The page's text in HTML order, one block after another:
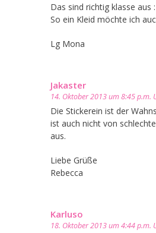
Das sind richtig klasse aus
So ein Kleid möchte ich
Lg Mona
Jakaster
14. Oktober 2013 um 8:45 p.m.
Die Stickerein ist der
ist auch nicht von
aus.
Liebe Grüße
Rebecca
Karluso
18. Oktober 2013 um 4:44 p.m.